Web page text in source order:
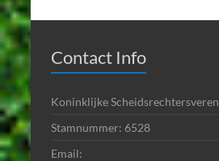
Contact Info
Koninklijke
Stamnummer: 6528
Email: